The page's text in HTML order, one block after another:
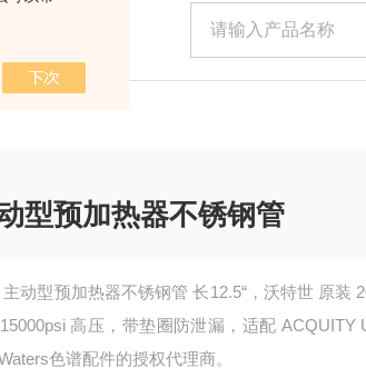
管
型预加热器不锈钢管
动型预加热器不锈钢管 长12.5“，沃特世 原装
高压，带垫圈防泄漏，适配 ACQUITY
色谱配件的授权代理商。